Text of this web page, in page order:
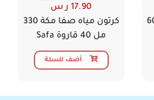
مكة 600
17.90 ر س
كرتون مياه صفا مكة 330
مل 40 قاروة Safa
أضف للسلة